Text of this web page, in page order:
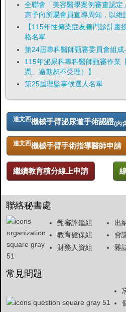
全聯會「​美容醫學案例審查認定
惠予向所屬會員宣導周知，以維
【115年性傳染症友善門診計畫
格名單
第24屆專科醫師甄審委員會組
115年泌尿科專科醫師甄審作業
憑、逾期恕不受理）】
第25屆理監事候選人名單
達文西機械手臂泌尿道手術認證(內
達文西機械手臂手術指導醫師申請
繼續教育積分線上申請
聯絡秘書處
甄審評鑑組
教育健保組
財務人資組
出
會
雜
常見問題